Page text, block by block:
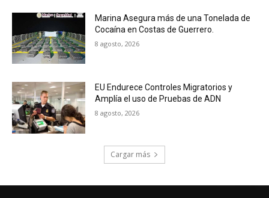
Marina Asegura más de una Tonelada de
Cocaína en Costas de Guerrero.
8 agosto, 2026
EU Endurece Controles Migratorios y
Amplía el uso de Pruebas de ADN
8 agosto, 2026
Cargar más